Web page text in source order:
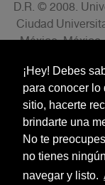
¡Hey! Debes
para conocer lo
sitio, hacerte
brindarte una
No te
no tienes
navegar y listo.
D.R. © 2008.
Ciudad
México,
fines no